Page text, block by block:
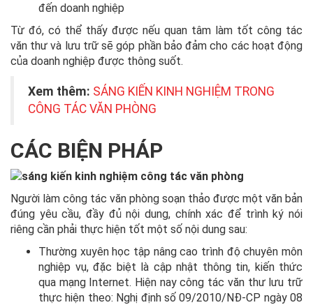
đến doanh nghiệp
Từ đó, có thể thấy được nếu quan tâm làm tốt công tác
văn thư và lưu trữ sẽ góp phần bảo đảm cho các hoạt động
của doanh nghiệp được thông suốt.
Xem thêm: SÁNG KIẾN KINH NGHIỆM TRONG
CÔNG TÁC VĂN PHÒNG
CÁC BIỆN PHÁP
Người làm công tác văn phòng soạn thảo được một văn bản
đúng yêu cầu, đầy đủ nội dung, chính xác để trình ký nói
riêng cần phải thực hiện tốt một số nội dung sau:
Thường xuyên học tập nâng cao trình độ chuyên môn
nghiệp vụ, đặc biệt là cập nhật thông tin, kiến thức
qua mạng Internet. Hiện nay công tác văn thư lưu trữ
thực hiện theo: Nghị định số 09/2010/NĐ-CP ngày 08